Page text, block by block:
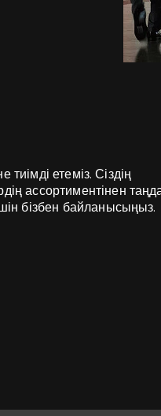
етеміз. Сіздің
ассортиментінен
бізбен байланысыңыз.